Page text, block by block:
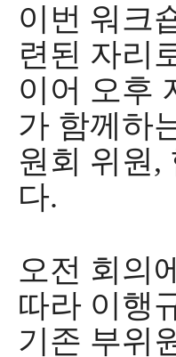
이번 워크
련된 자리
이어 오후
가 함께하
원회 위원,
다.
오전 회의
따라 이행
기존 부위